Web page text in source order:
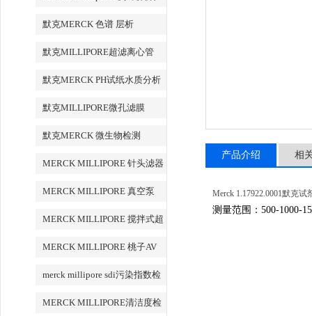
默克MERCK 色谱 层析
默克MILLIPORE超滤离心管
默克MERCK PH试纸水质分析
默克MILLIPORE微孔滤膜
默克MERCK 微生物检测
MERCK MILLIPORE 针头滤器
MERCK MILLIPORE 真空泵
MERCK MILLIPORE 搅拌式超
MERCK MILLIPORE 桃子AV
永久地址清洁度检测设备
merck millipore sdi污染指数检
MERCK MILLIPORE清洁度检
产品介绍 相
Merck 1.17922.0001默克
测量范围：500-1000-